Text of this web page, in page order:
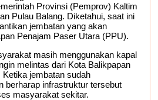
Tuai Kecaman, Inspektorat
Dana Transfer
Masih Tertahan, Ruang Fiskal
Terhimpit
Provinsi (Pemprov) Kaltim
Pulau Balang. Diketahui, saat ini
jembatan yang akan
Penajam Paser Utara (PPU).
masih menggunakan kapal
melintas dari Kota Balikpapan
jembatan sudah
berharap infrastruktur tersebut
masyarakat sekitar.